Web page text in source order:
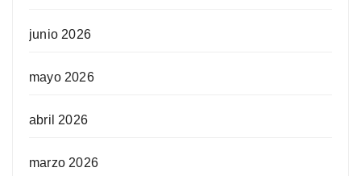
junio 2026
mayo 2026
abril 2026
marzo 2026